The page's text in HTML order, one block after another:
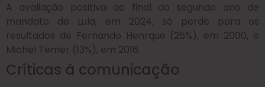
A avaliação positiva ao final do segundo ano de
mandato de Lula, em 2024, só perde para os
resultados de Fernando Henrque (25%), em 2000, e
Michel Temer (13%), em 2016.
Críticas à comunicação